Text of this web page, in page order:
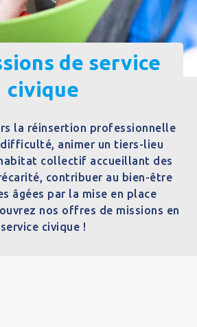
de service
civique
la réinsertion professionnelle
difficulté, animer un tiers-lieu
collectif accueillant des
contribuer au bien-être
âgées par la mise en place
nos offres de missions en
service civique !